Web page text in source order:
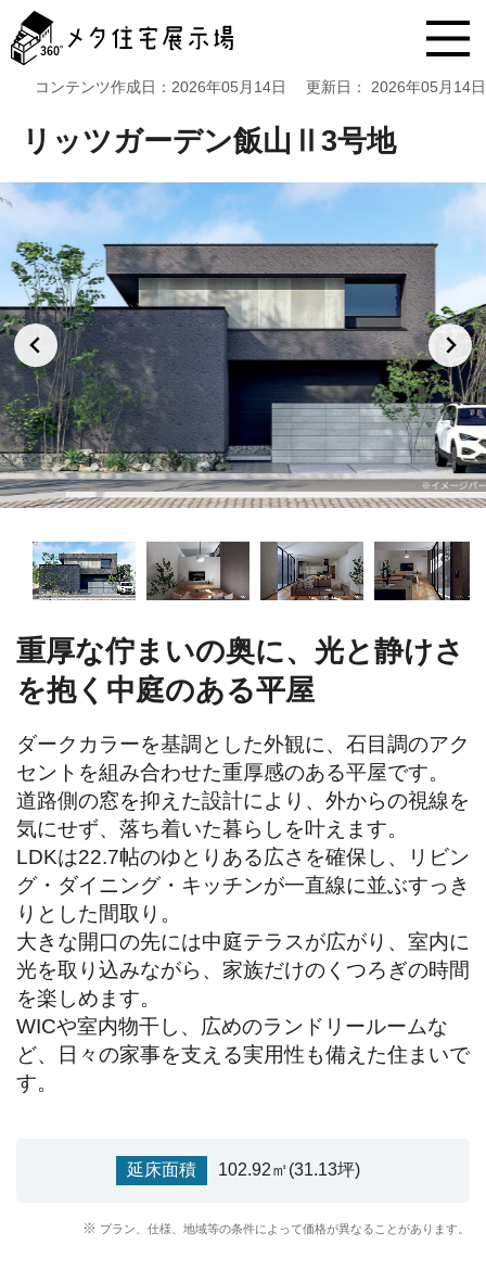
タ
住
ン
ツ
ス
キ
ッ
プ
コンテンツ作成日： 2026年05月14日 更新日： 2026年05月14日
リッツガーデン飯山Ⅱ3号地
重厚な佇まいの奥に、光と静けさ
を抱く中庭のある平屋
ダークカラーを基調とした外観に、石目調のアク
セントを組み合わせた重厚感のある平屋です。
道路側の窓を抑えた設計により、外からの視線を
気にせず、落ち着いた暮らしを叶えます。
LDKは22.7帖のゆとりある広さを確保し、リビン
グ・ダイニング・キッチンが一直線に並ぶすっき
りとした間取り。
大きな開口の先には中庭テラスが広がり、室内に
光を取り込みながら、家族だけのくつろぎの時間
を楽しめます。
WICや室内物干し、広めのランドリールームな
ど、日々の家事を支える実用性も備えた住まいで
す。
延床面積 102.92㎡(31.13坪)
プラン、仕様、地域等の条件によって価格が異なることがあります。